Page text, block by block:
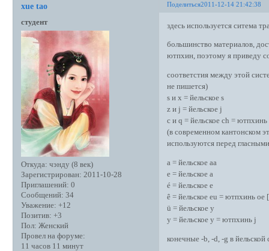
Поделиться2011-12-14 21:42:38
xue tao
студент
Откуда: чэнду (8 век)
Зарегистрирован: 2011-10-28
Приглашений: 0
Сообщений: 34
Уважение: +12
Позитив: +3
Пол: Женский
Провел на форуме:
11 часов 11 минут
здесь используется ситема
большинство материалов,
ютпхин, поэтому я приведу
соответстия между этой
не пишется)
s и x = йельское s
z и j = йельское j
с и q = йельское ch = ютпхинь
(в современном кантонском
используются перед
a = йельское aa
e = йельское a
é = йельское e
ê = йельское eu = ютпхинь
ü = йельское y
y = йельское y = ютпхинь j
конечные -b, -d, -g в